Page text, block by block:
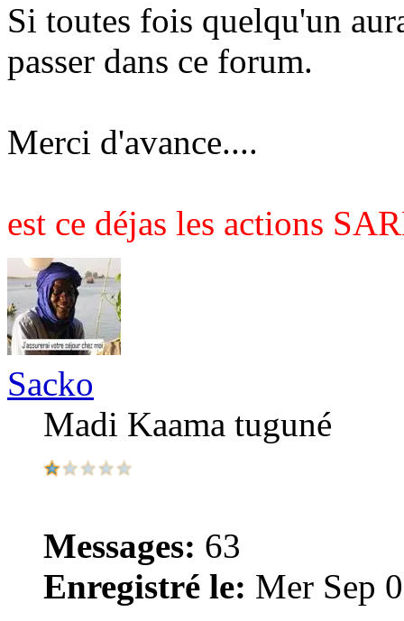
Si toutes fois quelqu'un
passer dans ce forum.
Merci d'avance....
est ce déjas les actions
Sacko
Madi Kaama tuguné
Messages: 63
Enregistré le: Mer Sep